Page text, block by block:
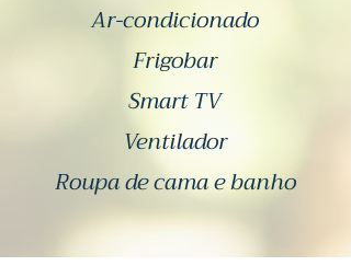
Ar-condicionado
Frigobar
Smart TV
Ventilador
Roupa de cama e banho